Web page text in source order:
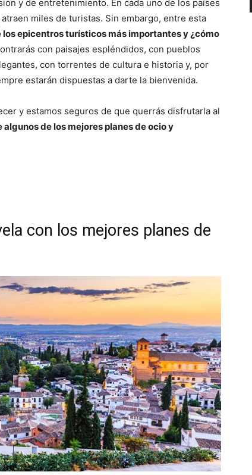
y de entretenimiento. En cada uno de los países
miles de turistas. Sin embargo, entre esta
los epicentros turísticos más importantes y ¿cómo
con paisajes espléndidos, con pueblos
con torrentes de cultura e historia y, por
estarán dispuestas a darte la bienvenida.
y estamos seguros de que querrás disfrutarla al
de los mejores planes de ocio y
con los mejores planes de